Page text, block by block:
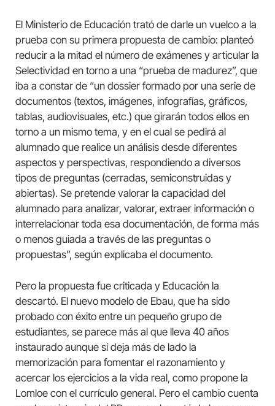
El Ministerio de Educación trató de darle un vuelco a la
prueba con su primera propuesta de cambio: planteó
reducir a la mitad el número de exámenes y articular la
Selectividad en torno a una “prueba de madurez”, que
iba a constar de “un dossier formado por una serie de
documentos (textos, imágenes, infografías, gráficos,
tablas, audiovisuales, etc.) que girarán todos ellos en
torno a un mismo tema, y en el cual se pedirá al
alumnado que realice un análisis desde diferentes
aspectos y perspectivas, respondiendo a diversos
tipos de preguntas (cerradas, semiconstruidas y
abiertas). Se pretende valorar la capacidad del
alumnado para analizar, valorar, extraer información o
interrelacionar toda esa documentación, de forma más
o menos guiada a través de las preguntas o
propuestas”, según explicaba el documento.
Pero la propuesta fue criticada y Educación la
descartó. El nuevo modelo de Ebau, que ha sido
probado con éxito entre un pequeño grupo de
estudiantes, se parece más al que lleva 40 años
instaurado aunque sí deja más de lado la
memorización para fomentar el razonamiento y
acercar los ejercicios a la vida real, como propone la
Lomloe con el currículo general. Pero el cambio cuenta